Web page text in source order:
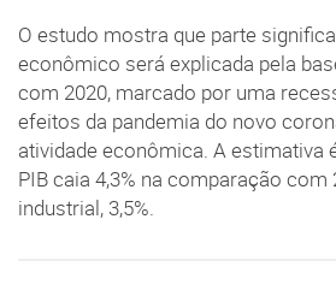
O estudo mostra que parte
econômico será explicada pela
com 2020, marcado por uma
efeitos da pandemia do novo
atividade econômica. A estimativa
PIB caia 4,3% na comparação com
industrial, 3,5%.